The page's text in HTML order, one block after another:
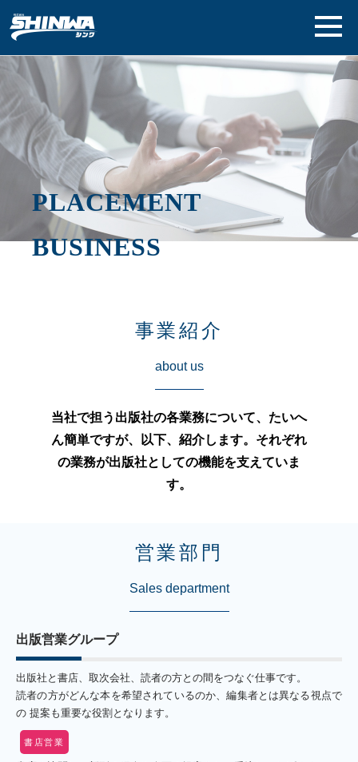
PLACEMENT
BUSINESS
事業紹介
about us
当社で担う出版社の各業務について、たいへ
ん簡単ですが、以下、紹介します。それぞれ
の業務が出版社としての機能を支えていま
す。
営業部門
Sales department
出版営業グループ
出版社と書店、取次会社、読者の方との間をつなぐ仕事です。
読者の方がどんな本を希望されているのか、編集者とは異なる視点で
の 提案も重要な役割となります。
書店営業